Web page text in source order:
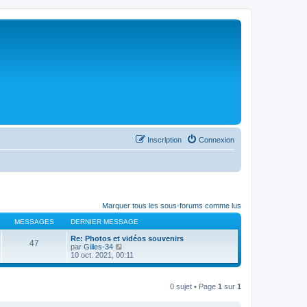
Connexion
Inscription
Marquer tous les sous-forums comme lus
MESSAGES DERNIER MESSAGE
47
Re: Photos et vidéos souvenirs
par Gilles-34
o
n
10 oct. 2021, 00:11
0 sujet • Page 1 sur 1